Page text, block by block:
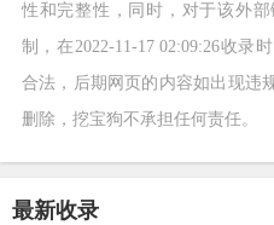
性和完整性，同时，对于该外
制，在2022-11-17 02:09:26收录
合法，后期网页的内容如出现违
删除，挖宝狗不承担任何责任。
最新收录